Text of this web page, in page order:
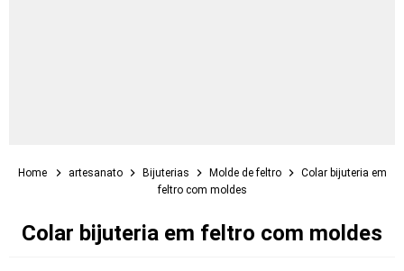
Home artesanato Bijuterias Molde de feltro
Colar bijuteria em
feltro com moldes
Colar bijuteria em feltro com moldes